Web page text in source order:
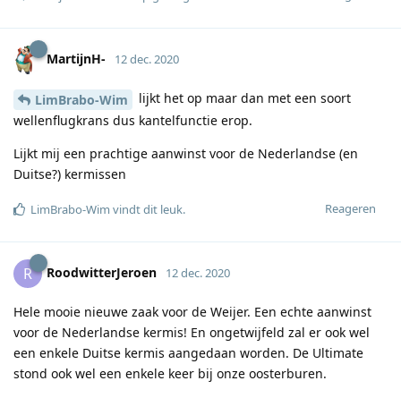
MartijnH- 12 dec. 2020
LimBrabo-Wim
lijkt het op maar dan met een soort
wellenflugkrans dus kantelfunctie erop.
Lijkt mij een prachtige aanwinst voor de Nederlandse (en
Duitse?) kermissen
Reageren
LimBrabo-Wim vindt dit leuk.
R RoodwitterJeroen 12 dec. 2020
Hele mooie nieuwe zaak voor de Weijer. Een echte aanwinst
voor de Nederlandse kermis! En ongetwijfeld zal er ook wel
een enkele Duitse kermis aangedaan worden. De Ultimate
stond ook wel een enkele keer bij onze oosterburen.